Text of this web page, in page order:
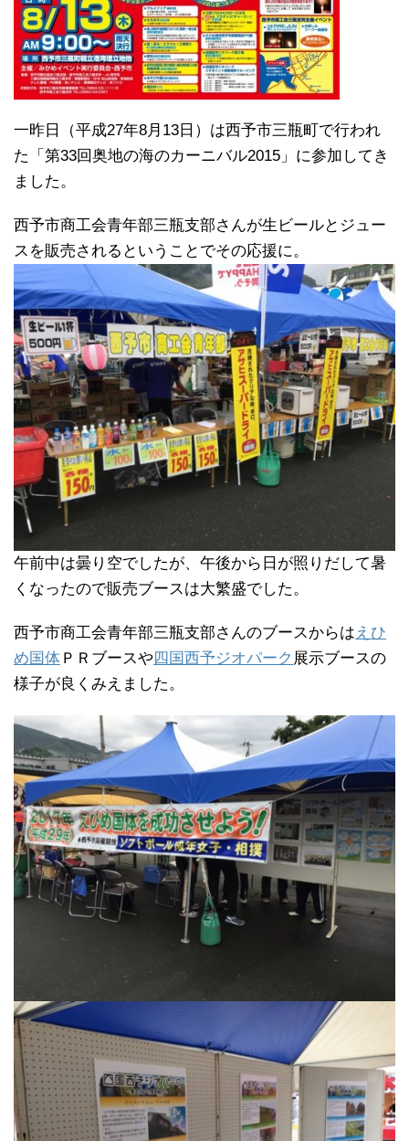
一昨日（平成27年8月13日）は西予市三瓶町で行われ
た「第33回奥地の海のカーニバル2015」に参加してき
ました。
西予市商工会青年部三瓶支部さんが生ビールとジュー
スを販売されるということでその応援に。
午前中は曇り空でしたが、午後から日が照りだして暑
くなったので販売ブースは大繁盛でした。
西予市商工会青年部三瓶支部さんのブースからは えひ
め国体 ＰＲブースや四国西予ジオパーク 展示ブースの
様子が良くみえました。